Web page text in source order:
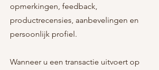
opmerkingen, feedback,
productrecensies, aanbevelingen en
persoonlijk profiel.
Wanneer u een transactie uitvoert op